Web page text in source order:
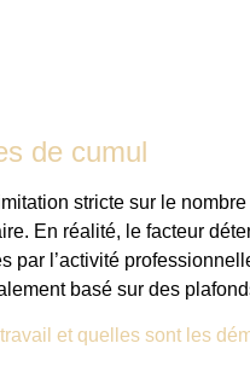
de cumul
stricte sur le nombre
En réalité, le facteur
par l’activité
basé sur des
et quelles sont les